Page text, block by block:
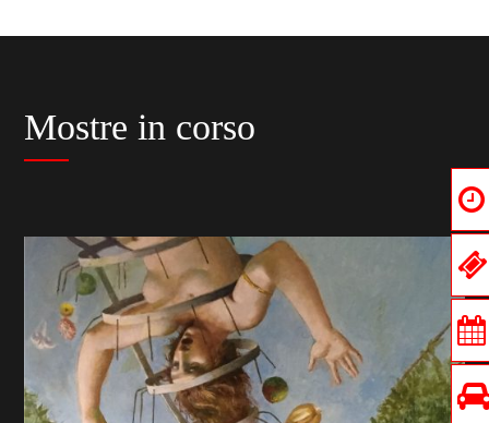
Mostre in corso